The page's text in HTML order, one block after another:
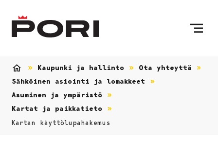
Kaupunki ja hallinto
Ota yhteyttä
Sähköinen asiointi ja lomakkeet
Asuminen ja ympäristö
Kartat ja paikkatieto
Kartan käyttölupahakemus